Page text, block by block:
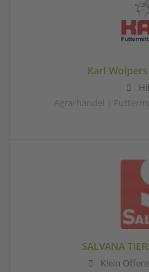
Karl
Agrarhandel |
SALVANA
Klein